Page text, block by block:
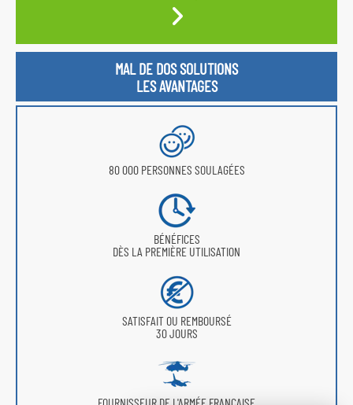
MAL DE DOS SOLUTIONS
LES AVANTAGES
80 000 PERSONNES SOULAGÉES
BÉNÉFICES
DÈS LA PREMIÈRE UTILISATION
SATISFAIT OU REMBOURSÉ
30 JOURS
FOURNISSEUR DE L'ARMÉE FRANÇAISE